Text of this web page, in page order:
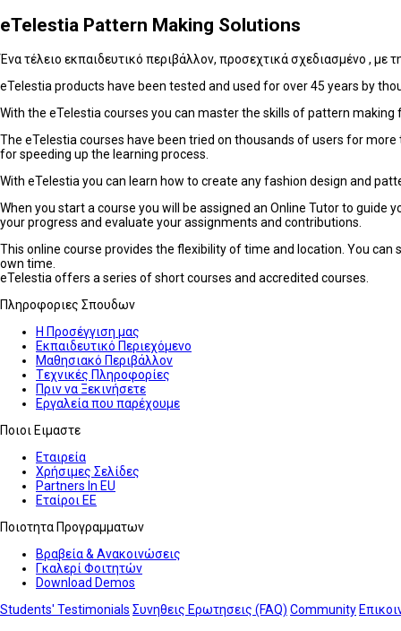
eTelestia Pattern Making Solutions
Ένα τέλειο εκπαιδευτικό περιβάλλον, προσεχτικά σχεδιασμένο , με
eTelestia products have been tested and used for over 45 years by
With the eTelestia courses you can master the skills of pattern
The eTelestia courses have been tried on thousands of users for
for speeding up the learning process.
With eTelestia you can learn how to create any fashion design and
When you start a course you will be assigned an Online Tutor to
your progress and evaluate your assignments and contributions.
This online course provides the flexibility of time and location. You
own time.
eTelestia offers a series of short courses and accredited courses.
Πληροφοριες Σπουδων
Η Προσέγγιση μας
Εκπαιδευτικό Περιεχόμενο
Μαθησιακό Περιβάλλον
Tεχνικές Πληροφορίες
Πριν να Ξεκινήσετε
Εργαλεία που παρέχουμε
Ποιοι Ειμαστε
Εταιρεία
Χρήσιμες Σελίδες
Partners In EU
Εταίροι ΕΕ
Ποιοτητα Προγραμματων
Βραβεία & Ανακοινώσεις
Γκαλερί Φοιτητών
Download Demos
Students' Testimonials Συνηθεις Ερωτησεις (FAQ) Community